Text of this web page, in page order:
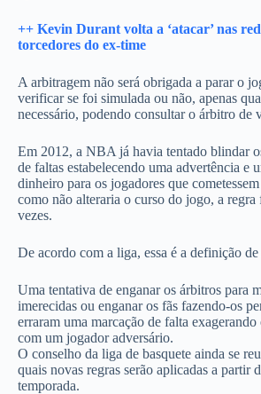
++ Kevin Durant volta a ‘atacar’ nas
torcedores do ex-time
A arbitragem não será obrigada a parar o
verificar se foi simulada ou não, apenas
necessário, podendo consultar o árbitro de
Em 2012, a NBA já havia tentado blindar
de faltas estabelecendo uma advertência e
dinheiro para os jogadores que
como não alteraria o curso do jogo, a regra
vezes.
De acordo com a liga, essa é a definição
Uma tentativa de enganar os árbitros para
imerecidas ou enganar os fãs fazendo-os
erraram uma marcação de falta
com um jogador adversário.
O conselho da liga de basquete ainda se
quais novas regras serão aplicadas a partir
temporada.